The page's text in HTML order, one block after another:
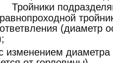
Тройники
равнопроходной
ответвления (диаметр
изменением